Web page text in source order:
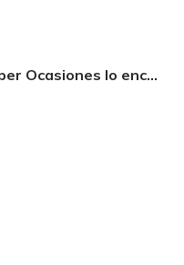
El licor perfecto para sus Super Ocasiones lo encuentra en Supermaxi